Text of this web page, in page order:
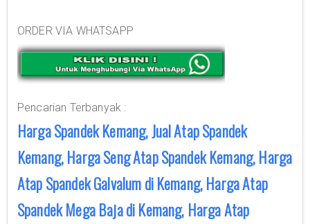
ORDER VIA WHATSAPP
Pencarian Terbanyak :
Harga Spandek Kemang, Jual Atap Spandek
Kemang, Harga Seng Atap Spandek Kemang, Harga
Atap Spandek Galvalum di Kemang, Harga Atap
Spandek Mega Baja di Kemang, Harga Atap